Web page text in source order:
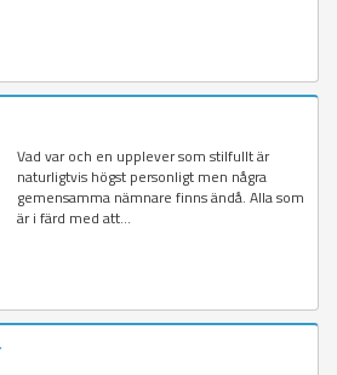
Vad var och en upplever som stilfullt är
naturligtvis högst personligt men några
gemensamma nämnare finns ändå. Alla som
är i färd med att...